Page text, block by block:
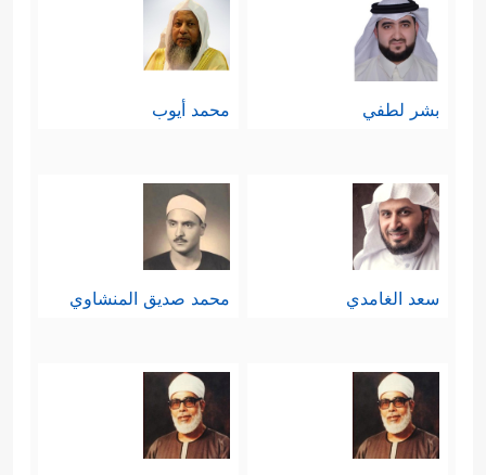
بشر لطفي محمد أيوب
سعد الغامدي محمد صديق المنشاوي